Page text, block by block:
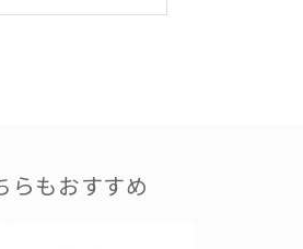
らもおすすめ